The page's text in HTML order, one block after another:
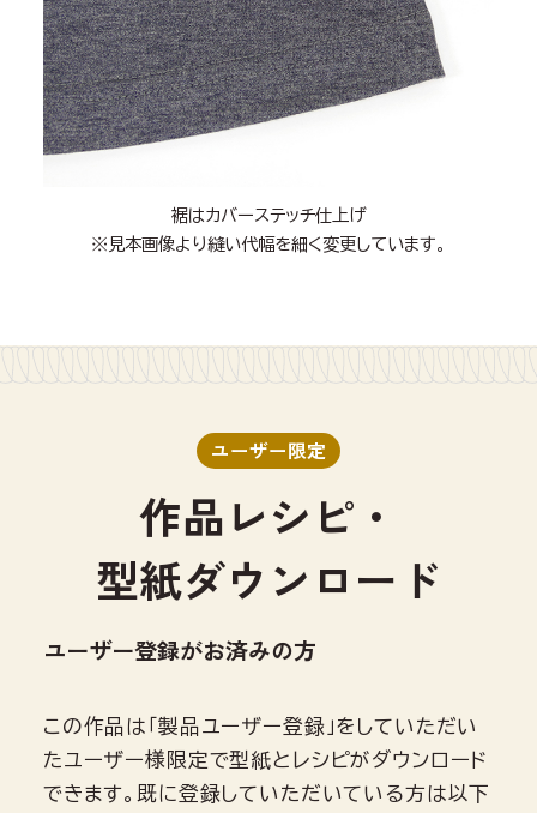
裾はカバーステッチ仕上げ
※見本画像より縫い代幅を細く変更しています。
ユーザー限定
作品レシピ・
型紙ダウンロード
ユーザー登録がお済みの方
この作品は「製品ユーザー登録」をしていただい
たユーザー様限定で型紙とレシピがダウンロード
できます。既に登録していただいている方は以下